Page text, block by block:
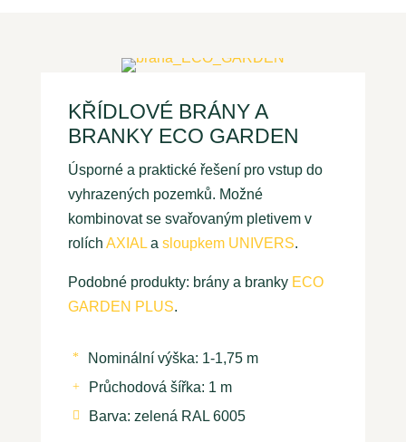
KŘÍDLOVÉ BRÁNY A
BRANKY ECO GARDEN
Úsporné a praktické řešení pro vstup do
vyhrazených pozemků. Možné
kombinovat se svařovaným pletivem v
rolích AXIALa sloupkem UNIVERS.
Podobné produkty: brány a branky ECO
GARDEN PLUS.
* Nominální výška: 1-1,75 m
+ Průchodová šířka: 1 m
 Barva: zelená RAL 6005